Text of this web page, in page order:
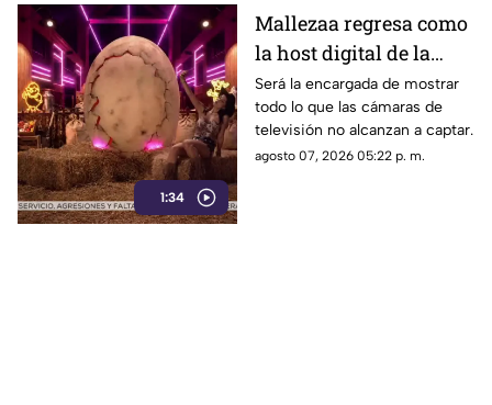
1:34
Mallezaa regresa como
la host digital de la
segunda temporada de
La Granja VIP
Será la encargada de mostrar
todo lo que las cámaras de
televisión no alcanzan a captar.
agosto 07, 2026 05:22 p. m.